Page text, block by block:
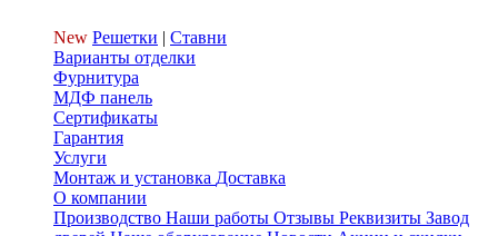
New Решетки | Ставни
Варианты отделки
Фурнитура
МДФ панель
Сертификаты
Гарантия
Услуги
Монтаж и установка Доставка
О компании
Производство Наши работы Отзывы Реквизиты Завод